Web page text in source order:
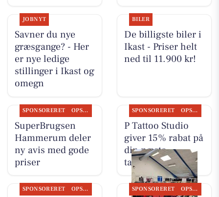
JOBNYT
Savner du nye
græsgange? - Her
er nye ledige
stillinger i Ikast og
omegn
BILER
De billigste biler i
Ikast - Priser helt
ned til 11.900 kr!
SPONSORERET OPSLAGSTAVLEN
SuperBrugsen
Hammerum deler
ny avis med gode
priser
SPONSORERET OPSLAGSTAVLEN
P Tattoo Studio
giver 15% rabat på
din næste
tatovering
SPONSORERET OPSLAGSTAVLEN SPONSORERET OPSLAGSTAVLEN